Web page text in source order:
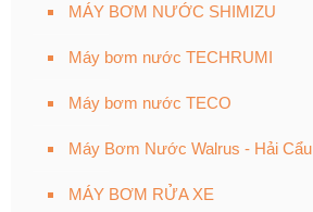
MÁY BƠM NƯỚC SHIMIZU
Máy bơm nước TECHRUMI
Máy bơm nước TECO
Máy Bơm Nước Walrus - Hải Cẩu
MÁY BƠM RỬA XE